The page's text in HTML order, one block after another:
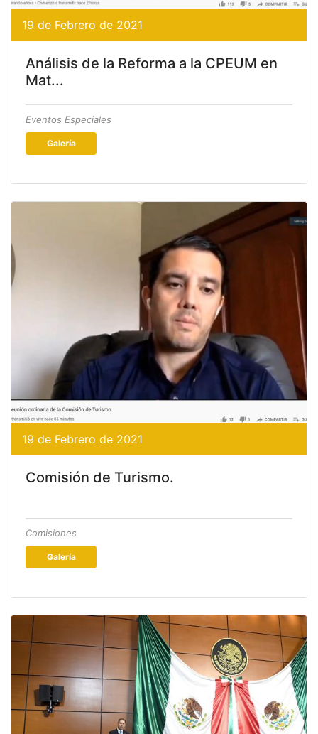
19 de Febrero de 2021
Análisis de la Reforma a la CPEUM en
Mat...
Eventos Especiales
Galería
19 de Febrero de 2021
Comisión de Turismo.
Comisiones
Galería